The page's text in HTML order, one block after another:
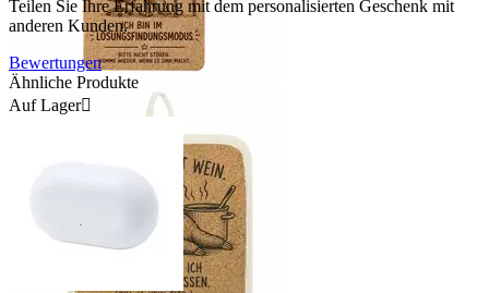
Teilen Sie Ihre Erfahrung mit dem personalisierten Geschenk mit
anderen Kunden.
Bewertungen
Ähnliche Produkte
Auf Lager